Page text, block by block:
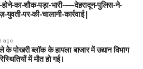
होने-का-शौक-पड़ा-भारी-—-देहरादून-पुलिस-ने-
युवती-पर-की-चालानी-कार्रवाई |
ago
पोखरी ब्लॉक के हापला बाजार में उद्यान विभाग
में मौत हो गई।